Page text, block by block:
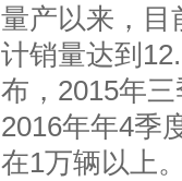
量产以来，目
计销量达到
布，2015年
2016年年4季
在1万辆以上